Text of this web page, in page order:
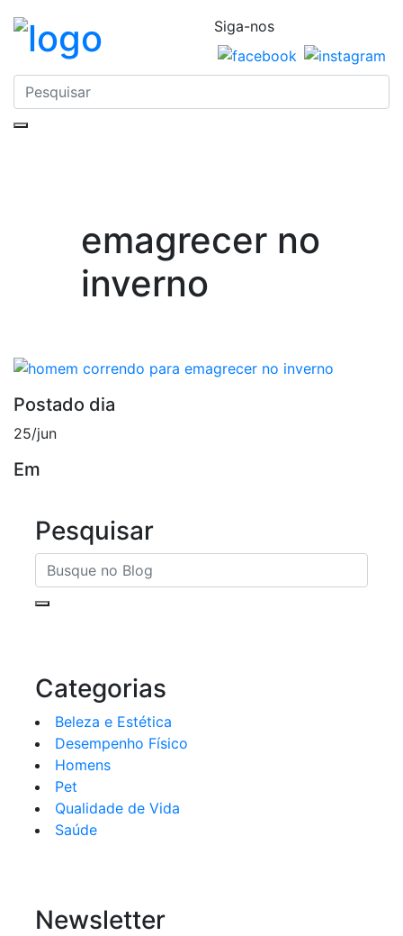
Siga-nos
emagrecer no
inverno
Postado dia
25/jun
Em
Pesquisar
Categorias
Beleza e Estética
Desempenho Físico
Homens
Pet
Qualidade de Vida
Saúde
Newsletter